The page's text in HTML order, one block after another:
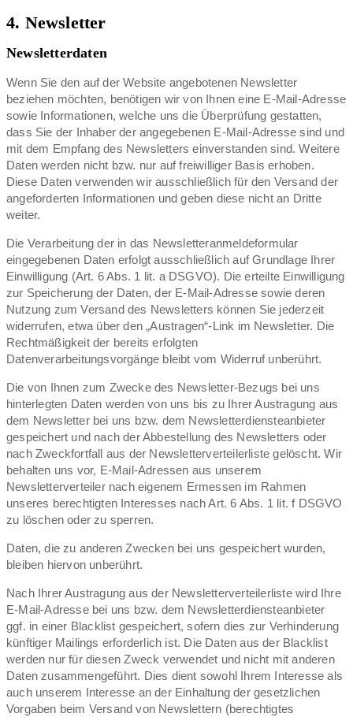
4. Newsletter
Newsletter­daten
Wenn Sie den auf der Website angebotenen Newsletter
beziehen möchten, benötigen wir von Ihnen eine E-Mail-Adresse
sowie Informationen, welche uns die Überprüfung gestatten,
dass Sie der Inhaber der angegebenen E-Mail-Adresse sind und
mit dem Empfang des Newsletters einverstanden sind. Weitere
Daten werden nicht bzw. nur auf freiwilliger Basis erhoben.
Diese Daten verwenden wir ausschließlich für den Versand der
angeforderten Informationen und geben diese nicht an Dritte
weiter.
Die Verarbeitung der in das Newsletteranmeldeformular
eingegebenen Daten erfolgt ausschließlich auf Grundlage Ihrer
Einwilligung (Art. 6 Abs. 1 lit. a DSGVO). Die erteilte Einwilligung
zur Speicherung der Daten, der E-Mail-Adresse sowie deren
Nutzung zum Versand des Newsletters können Sie jederzeit
widerrufen, etwa über den „Austragen“-Link im Newsletter. Die
Rechtmäßigkeit der bereits erfolgten
Datenverarbeitungsvorgänge bleibt vom Widerruf unberührt.
Die von Ihnen zum Zwecke des Newsletter-Bezugs bei uns
hinterlegten Daten werden von uns bis zu Ihrer Austragung aus
dem Newsletter bei uns bzw. dem Newsletterdiensteanbieter
gespeichert und nach der Abbestellung des Newsletters oder
nach Zweckfortfall aus der Newsletterverteilerliste gelöscht. Wir
behalten uns vor, E-Mail-Adressen aus unserem
Newsletterverteiler nach eigenem Ermessen im Rahmen
unseres berechtigten Interesses nach Art. 6 Abs. 1 lit. f DSGVO
zu löschen oder zu sperren.
Daten, die zu anderen Zwecken bei uns gespeichert wurden,
bleiben hiervon unberührt.
Nach Ihrer Austragung aus der Newsletterverteilerliste wird Ihre
E-Mail-Adresse bei uns bzw. dem Newsletterdiensteanbieter
ggf. in einer Blacklist gespeichert, sofern dies zur Verhinderung
künftiger Mailings erforderlich ist. Die Daten aus der Blacklist
werden nur für diesen Zweck verwendet und nicht mit anderen
Daten zusammengeführt. Dies dient sowohl Ihrem Interesse als
auch unserem Interesse an der Einhaltung der gesetzlichen
Vorgaben beim Versand von Newslettern (berechtigtes